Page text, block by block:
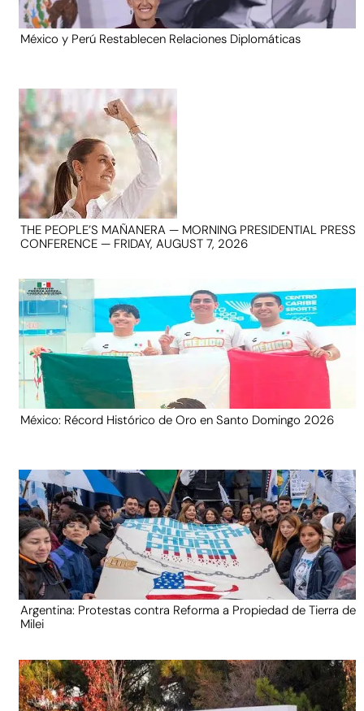
México y Perú Restablecen Relaciones Diplomáticas
THE PEOPLE’S MAÑANERA — MORNING PRESIDENTIAL PRESS
CONFERENCE — FRIDAY, AUGUST 7, 2026
México: Récord Histórico de Oro en Santo Domingo 2026
Argentina: Protestas contra Reforma a Propiedad de Tierra de
Milei